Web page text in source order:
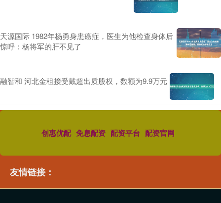
天源国际 1982年杨勇身患癌症，医生为他检查身体后
惊呼：杨将军的肝不见了
融智和 河北金租接受戴超出质股权，数额为9.9万元
创惠优配 免息配资 配资平台 配资官网
友情链接：